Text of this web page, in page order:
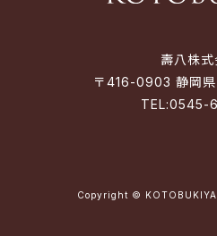
壽八株式
〒416-0903 静岡県
TEL:0545-
Copyright ©